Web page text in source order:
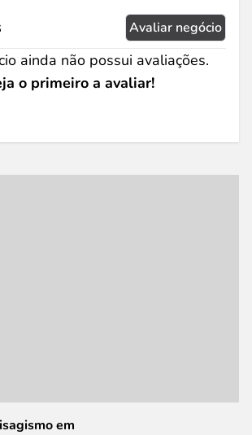
Avaliar negócio
ainda não possui avaliações.
o primeiro a avaliar!
em